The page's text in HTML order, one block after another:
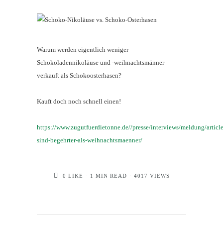
Warum werden eigentlich weniger
Schokoladennikoläuse und -weihnachtsmänner
verkauft als Schokoosterhasen?
Kauft doch noch schnell einen!
https://www.zugutfuerdietonne.de//presse/interviews/meldung/
sind-begehrter-als-weihnachtsmaenner/
0 LIKE 1 MIN READ 4017 VIEWS